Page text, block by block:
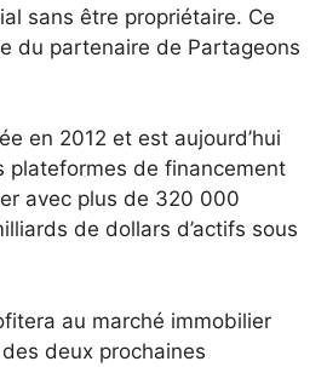
sans être propriétaire. Ce
du partenaire de Partageons
en 2012 et est aujourd’hui
plateformes de financement
avec plus de 320 000
de dollars d’actifs sous
au marché immobilier
deux prochaines